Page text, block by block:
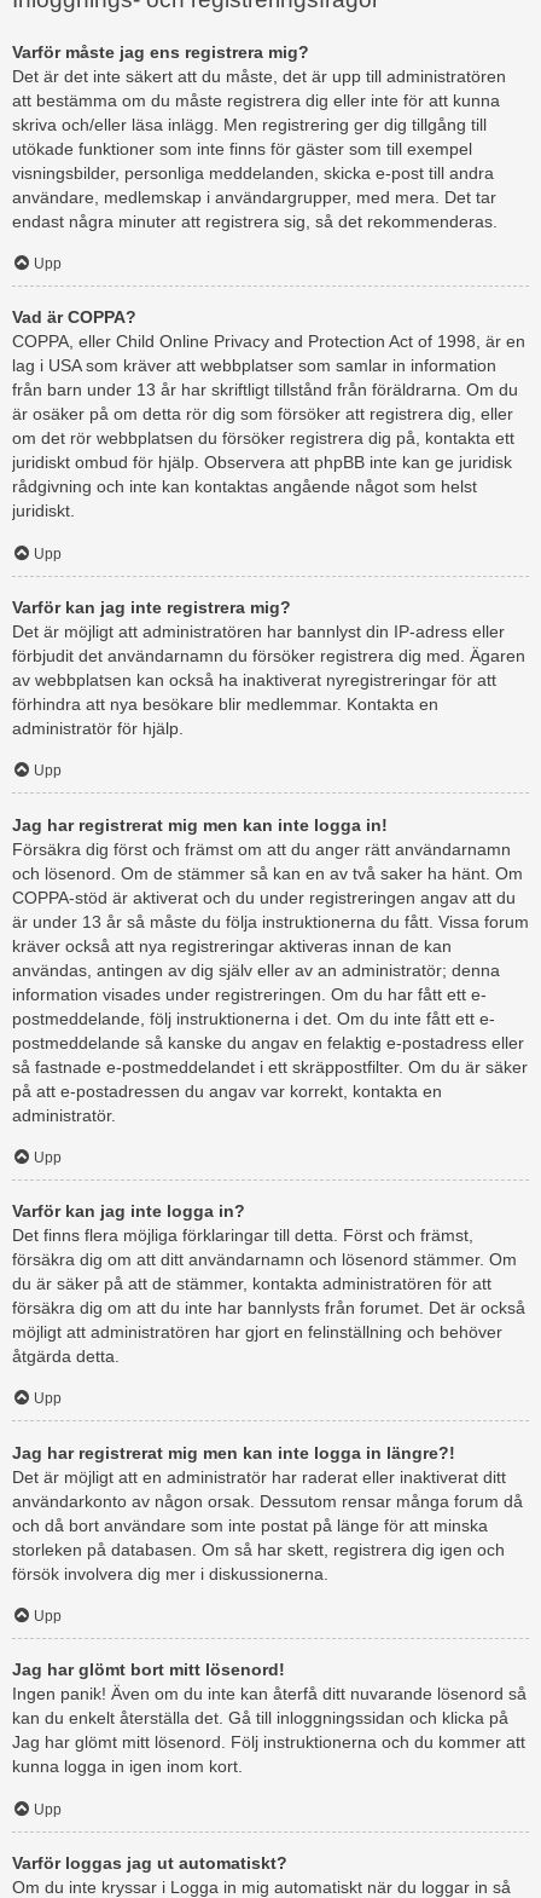
Varför måste jag ens registrera mig?
Det är det inte säkert att du måste, det är upp till administratören
att bestämma om du måste registrera dig eller inte för att kunna
skriva och/eller läsa inlägg. Men registrering ger dig tillgång till
utökade funktioner som inte finns för gäster som till exempel
visningsbilder, personliga meddelanden, skicka e-post till andra
användare, medlemskap i användargrupper, med mera. Det tar
endast några minuter att registrera sig, så det rekommenderas.
Upp
Vad är COPPA?
COPPA, eller Child Online Privacy and Protection Act of 1998, är en
lag i USA som kräver att webbplatser som samlar in information
från barn under 13 år har skriftligt tillstånd från föräldrarna. Om du
är osäker på om detta rör dig som försöker att registrera dig, eller
om det rör webbplatsen du försöker registrera dig på, kontakta ett
juridiskt ombud för hjälp. Observera att phpBB inte kan ge juridisk
rådgivning och inte kan kontaktas angående något som helst
juridiskt.
Upp
Varför kan jag inte registrera mig?
Det är möjligt att administratören har bannlyst din IP-adress eller
förbjudit det användarnamn du försöker registrera dig med. Ägaren
av webbplatsen kan också ha inaktiverat nyregistreringar för att
förhindra att nya besökare blir medlemmar. Kontakta en
administratör för hjälp.
Upp
Jag har registrerat mig men kan inte logga in!
Försäkra dig först och främst om att du anger rätt användarnamn
och lösenord. Om de stämmer så kan en av två saker ha hänt. Om
COPPA-stöd är aktiverat och du under registreringen angav att du
är under 13 år så måste du följa instruktionerna du fått. Vissa forum
kräver också att nya registreringar aktiveras innan de kan
användas, antingen av dig själv eller av an administratör; denna
information visades under registreringen. Om du har fått ett e-
postmeddelande, följ instruktionerna i det. Om du inte fått ett e-
postmeddelande så kanske du angav en felaktig e-postadress eller
så fastnade e-postmeddelandet i ett skräppostfilter. Om du är säker
på att e-postadressen du angav var korrekt, kontakta en
administratör.
Upp
Varför kan jag inte logga in?
Det finns flera möjliga förklaringar till detta. Först och främst,
försäkra dig om att ditt användarnamn och lösenord stämmer. Om
du är säker på att de stämmer, kontakta administratören för att
försäkra dig om att du inte har bannlysts från forumet. Det är också
möjligt att administratören har gjort en felinställning och behöver
åtgärda detta.
Upp
Jag har registrerat mig men kan inte logga in längre?!
Det är möjligt att en administratör har raderat eller inaktiverat ditt
användarkonto av någon orsak. Dessutom rensar många forum då
och då bort användare som inte postat på länge för att minska
storleken på databasen. Om så har skett, registrera dig igen och
försök involvera dig mer i diskussionerna.
Upp
Jag har glömt bort mitt lösenord!
Ingen panik! Även om du inte kan återfå ditt nuvarande lösenord så
kan du enkelt återställa det. Gå till inloggningssidan och klicka på
Jag har glömt mitt lösenord. Följ instruktionerna och du kommer att
kunna logga in igen inom kort.
Upp
Varför loggas jag ut automatiskt?
Om du inte kryssar i Logga in mig automatiskt när du loggar in så